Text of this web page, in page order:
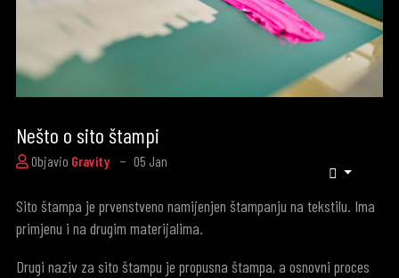
Nešto o sito štampi
Objavio Gravity 05 Jan
Sito štampa je prvenstveno namijenjen štampanju na tekstilu. Ima
primjenu i na drugim materijalima.
Drugi naziv za sito štampu je propusna štampa, a osnovni proces